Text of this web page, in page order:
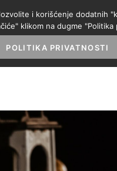
PARTNERI
i korišćenje dodatnih
klikom na dugme "Politika
POLITIKA PRIVATNOSTI